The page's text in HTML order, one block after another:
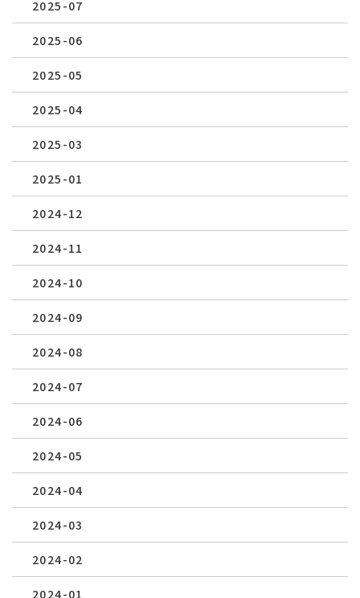
2025-07
2025-06
2025-05
2025-04
2025-03
2025-01
2024-12
2024-11
2024-10
2024-09
2024-08
2024-07
2024-06
2024-05
2024-04
2024-03
2024-02
2024-01